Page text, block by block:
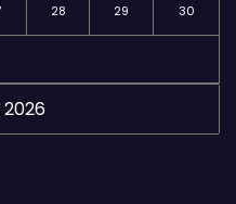
28 29 30